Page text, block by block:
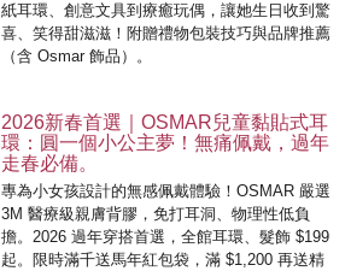
紙耳環、創意文具到療癒玩偶，讓她生日收到驚
喜、笑得甜滋滋！附贈禮物包裝技巧與品牌推薦
（含 Osmar 飾品）。
2026新春首選｜OSMAR兒童黏貼式耳
環：圓一個小公主夢！無痛佩戴，過年
走春必備。
專為小女孩設計的無感佩戴體驗！OSMAR 嚴選
3M 醫療級親膚背膠，免打耳洞、物理性低負
擔。2026 過年穿搭首選，全館耳環、髮飾 $199
起。限時滿千送馬年紅包袋，滿 $1,200 再送精